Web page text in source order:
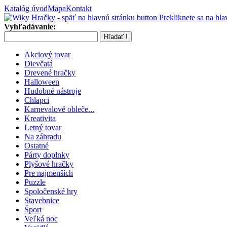
Katalóg úvodMapaKontakt
Prekliknete sa na
Vyhľadávanie:
Akciový tovar
Dievčatá
Drevené hračky
Halloween
Hudobné nástroje
Chlapci
Karnevalové obleče...
Kreativita
Letný tovar
Na záhradu
Ostatné
Párty doplnky
Plyšové hračky
Pre najmenších
Puzzle
Spoločenské hry
Stavebnice
Šport
Veľká noc